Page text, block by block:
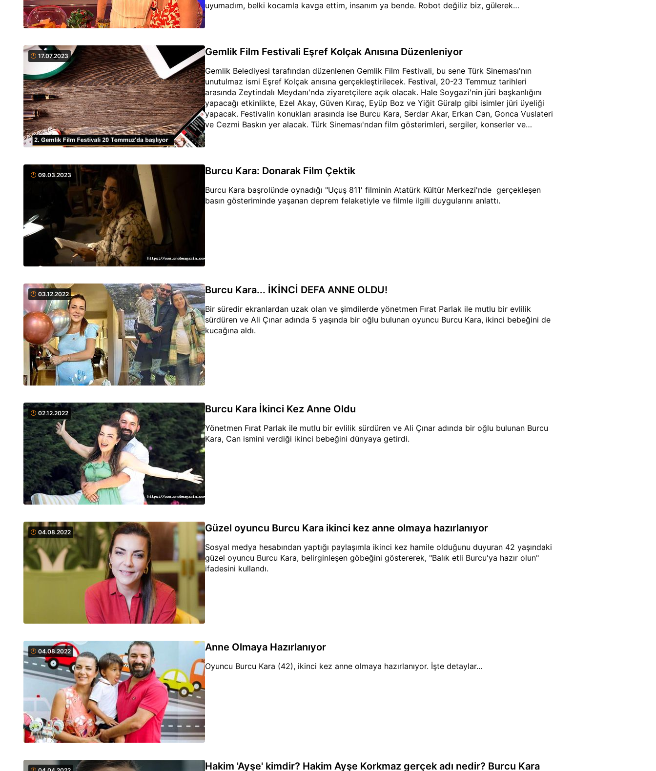
uyumadım, belki kocamla kavga ettim, insanım ya bende. Robot değiliz biz, gülerek
17.07.2023 Gemlik Film Festivali Eşref Kolçak Anısına Düzenleniyor
Gemlik Belediyesi tarafından düzenlenen Gemlik Film Festivali, bu sene Türk Sineması'nın
unutulmaz ismi Eşref Kolçak anısına gerçekleştirilecek. Festival, 20-23 Temmuz tarihleri
arasında Zeytindalı Meydanı'nda ziyaretçilere açık olacak. Hale Soygazi'nin jüri başkanlığını
yapacağı etkinlikte, Ezel Akay, Güven Kıraç, Eyüp Boz ve Yiğit Güralp gibi isimler jüri üyeliği
yapacak. Festivalin konukları arasında ise Burcu Kara, Serdar Akar, Erkan Can, Gonca Vuslateri
ve Cezmi Baskın yer alacak. Türk Sineması'ndan film gösterimleri, sergiler, konserler ve
09.03.2023 Burcu Kara: Donarak Film Çektik
Burcu Kara başrolünde oynadığı "Uçuş 811' filminin Atatürk Kültür Merkezi'nde gerçekleşen
basın gösteriminde yaşanan deprem felaketiyle ve filmle ilgili duygularını anlattı.
03.12.2022 Burcu Kara... İKİNCİ DEFA ANNE OLDU!
Bir süredir ekranlardan uzak olan ve şimdilerde yönetmen Fırat Parlak ile mutlu bir evlilik
sürdüren ve Ali Çınar adında 5 yaşında bir oğlu bulunan oyuncu Burcu Kara, ikinci bebeğini de
kucağına aldı.
02.12.2022 Burcu Kara İkinci Kez Anne Oldu
Yönetmen Fırat Parlak ile mutlu bir evlilik sürdüren ve Ali Çınar adında bir oğlu bulunan Burcu
Kara, Can ismini verdiği ikinci bebeğini dünyaya getirdi.
04.08.2022 Güzel oyuncu Burcu Kara ikinci kez anne olmaya hazırlanıyor
Sosyal medya hesabından yaptığı paylaşımla ikinci kez hamile olduğunu duyuran 42 yaşındaki
güzel oyuncu Burcu Kara, belirginleşen göbeğini göstererek, "Balık etli Burcu'ya hazır olun"
ifadesini kullandı.
04.08.2022 Anne Olmaya Hazırlanıyor
Oyuncu Burcu Kara (42), ikinci kez anne olmaya hazırlanıyor. İşte detaylar...
Hakim 'Ayşe' kimdir? Hakim Ayşe Korkmaz gerçek adı nedir? Burcu Kara